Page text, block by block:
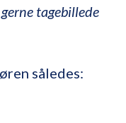
tagebillede
således: